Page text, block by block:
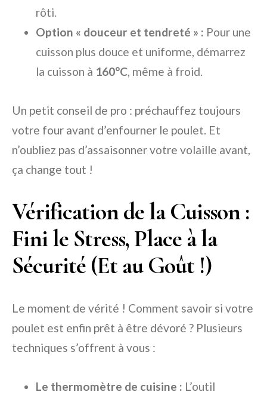
rôti.
Option « douceur et tendreté » : Pour une
cuisson plus douce et uniforme, démarrez
la cuisson à 160°C , même à froid.
Un petit conseil de pro : préchauffez toujours
votre four avant d’enfourner le poulet. Et
n’oubliez pas d’assaisonner votre volaille avant,
ça change tout !
Vérification de la Cuisson :
Fini le Stress, Place à la
Sécurité (Et au Goût !)
Le moment de vérité ! Comment savoir si votre
poulet est enfin prêt à être dévoré ? Plusieurs
techniques s’offrent à vous :
Le thermomètre de cuisine : L’outil